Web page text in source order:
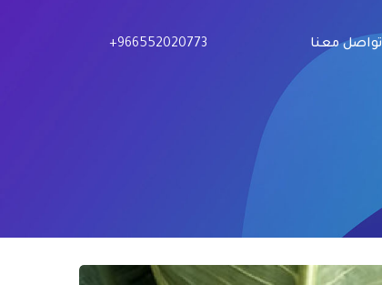
تواصل معنا +966552020773